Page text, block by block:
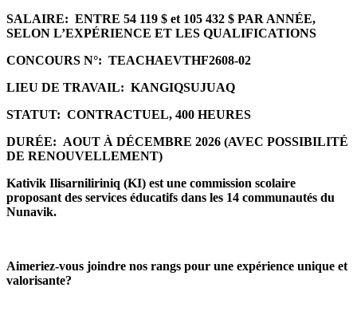
SALAIRE: ENTRE 54 119 $ et 105 432 $ PAR ANNÉE,
SELON L’EXPÉRIENCE ET LES QUALIFICATIONS
CONCOURS N°: TEACHAEVTHF2608-02
LIEU DE TRAVAIL: KANGIQSUJUAQ
STATUT: CONTRACTUEL, 400 HEURES
DURÉE: AOUT À DÉCEMBRE 2026 (AVEC POSSIBILITÉ
DE RENOUVELLEMENT)
Kativik Ilisarniliriniq (KI) est une commission scolaire
proposant des services éducatifs dans les 14 communautés du
Nunavik.
Aimeriez-vous joindre nos rangs pour une expérience unique et
valorisante?